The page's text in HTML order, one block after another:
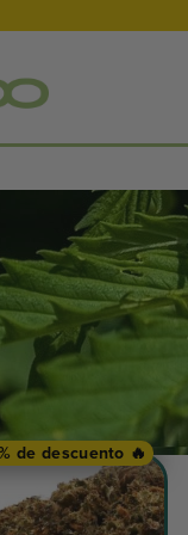
DE CBD
de descuento 🔥